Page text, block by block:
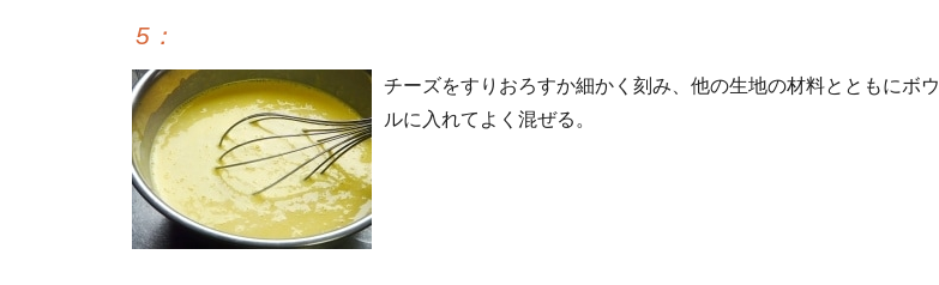
5 ：
チーズをすりおろすか細かく刻み、他の生地の材料とともにボウ
ルに入れてよく混ぜる。